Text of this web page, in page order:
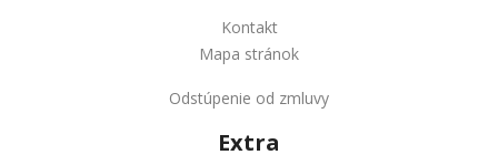
Kontakt
Mapa stránok
Odstúpenie od zmluvy
Extra